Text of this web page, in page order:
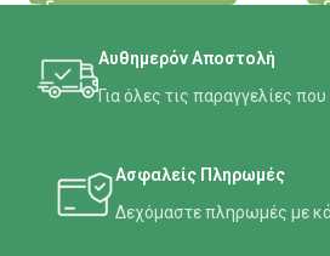
Αυθημερόν Αποστολή
Για όλες τις παραγγελίες
Ασφαλείς Πληρωμές
Δεχόμαστε πληρωμές με